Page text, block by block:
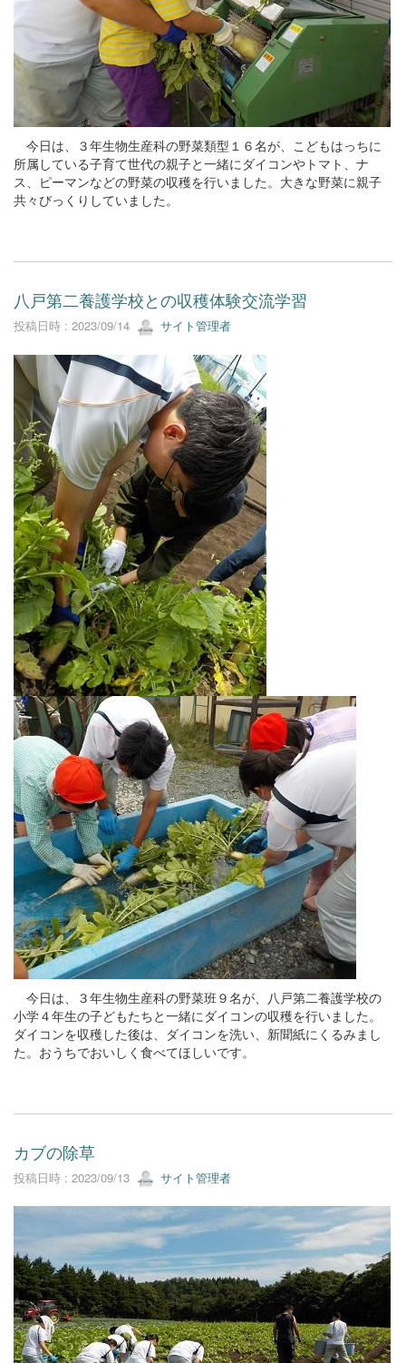
今日は、３年生物生産科の野菜類型１６名が、こどもはっちに
所属している子育て世代の親子と一緒にダイコンやトマト、ナ
ス、ピーマンなどの野菜の収穫を行いました。大きな野菜に親子
共々びっくりしていました。
八戸第二養護学校との収穫体験交流学習
投稿日時 : 2023/09/14 サイト管理者
今日は、３年生物生産科の野菜班９名が、八戸第二養護学校の
小学４年生の子どもたちと一緒にダイコンの収穫を行いました。
ダイコンを収穫した後は、ダイコンを洗い、新聞紙にくるみまし
た。おうちでおいしく食べてほしいです。
カブの除草
投稿日時 : 2023/09/13 サイト管理者